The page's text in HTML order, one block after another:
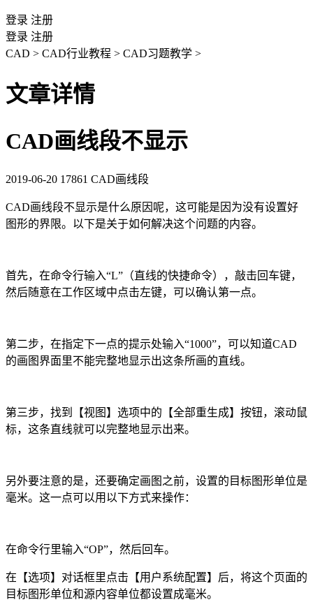
登录 注册
登录 注册
CAD > CAD行业教程 > CAD习题教学 >
文章详情
CAD画线段不显示
2019-06-20 17861 CAD画线段
CAD画线段不显示是什么原因呢，这可能是因为没有设置好
图形的界限。以下是关于如何解决这个问题的内容。
首先，在命令行输入“L”（直线的快捷命令），敲击回车键，
然后随意在工作区域中点击左键，可以确认第一点。
第二步，在指定下一点的提示处输入“1000”，可以知道CAD
的画图界面里不能完整地显示出这条所画的直线。
第三步，找到【视图】选项中的【全部重生成】按钮，滚动鼠
标，这条直线就可以完整地显示出来。
另外要注意的是，还要确定画图之前，设置的目标图形单位是
毫米。这一点可以用以下方式来操作：
在命令行里输入“OP”，然后回车。
在【选项】对话框里点击【用户系统配置】后，将这个页面的
目标图形单位和源内容单位都设置成毫米。